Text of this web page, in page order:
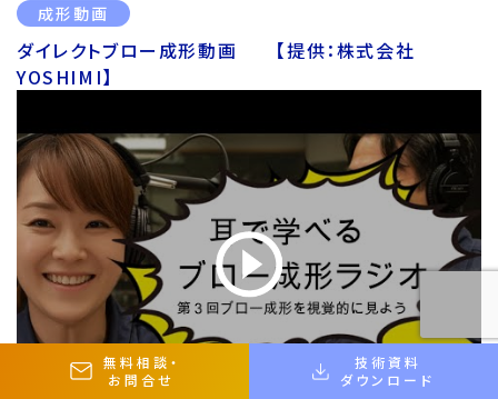
成形動画
ダイレクトブロー成形動画 【提供：株式会社
YOSHIMI】
無料相談 ・
お問合せ
技術資料
ダウンロード